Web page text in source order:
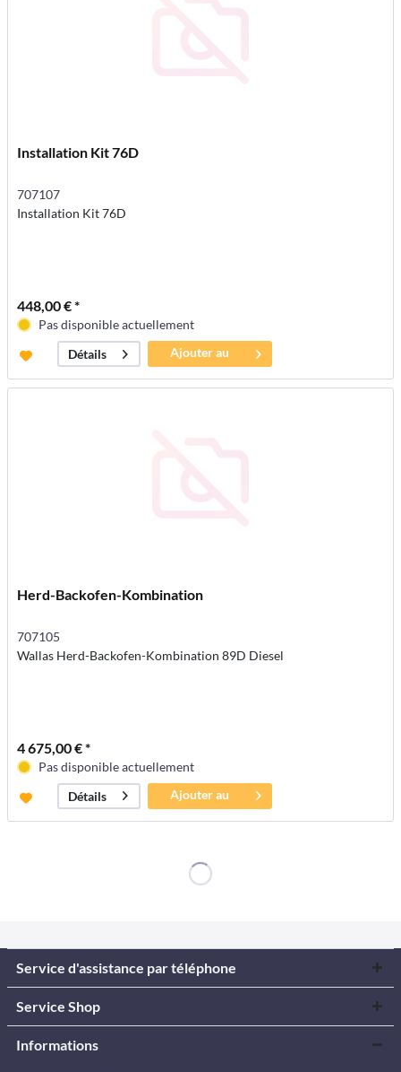
Installation Kit 76D
707107
Installation Kit 76D
448,00 € *
Pas disponible actuellement
Détails
Ajouter au
panier
Herd-Backofen-Kombination
707105
Wallas Herd-Backofen-Kombination 89D Diesel
4 675,00 € *
Pas disponible actuellement
Détails
Ajouter au
panier
Service d'assistance par téléphone
Service Shop
Informations